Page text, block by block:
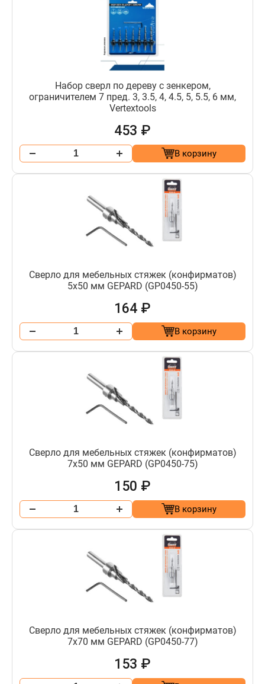
Набор сверл по дереву с зенкером,
ограничителем 7 пред. 3, 3.5, 4, 4.5, 5, 5.5, 6 мм,
Vertextools
453 ₽
В корзину
Сверло для мебельных стяжек (конфирматов)
5х50 мм GEPARD (GP0450-55)
164 ₽
В корзину
Сверло для мебельных стяжек (конфирматов)
7х50 мм GEPARD (GP0450-75)
150 ₽
В корзину
Сверло для мебельных стяжек (конфирматов)
7х70 мм GEPARD (GP0450-77)
153 ₽